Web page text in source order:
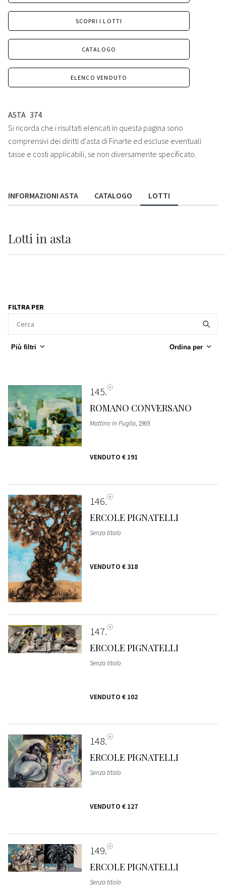
SCOPRI I LOTTI
CATALOGO
ELENCO VENDUTO
ASTA 374
Si ricorda che i risultati elencati in questa pagina sono
comprensivi dei diritti d'asta di Finarte ed escluse eventuali
tasse e costi applicabili, se non diversamente specificato.
INFORMAZIONI ASTA CATALOGO LOTTI
Lotti in asta
FILTRA PER
Più filtri Ordina per
145
ROMANO CONVERSANO
Mattino in Puglia, 1969
VENDUTO € 191
146
ERCOLE PIGNATELLI
Senza titolo
VENDUTO € 318
147
ERCOLE PIGNATELLI
Senza titolo
VENDUTO € 102
148
ERCOLE PIGNATELLI
Senza titolo
VENDUTO € 127
149
ERCOLE PIGNATELLI
Senza titolo